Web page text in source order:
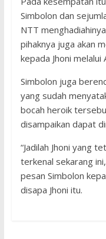
Simbolon dan
NTT
pihaknya juga akan
kepada Jhoni melalui
Simbolon juga
yang sudah
bocah heroik
disampaikan dapat
“Jadilah Jhoni yang
terkenal sekarang
pesan Simbolon
disapa Jhoni itu.